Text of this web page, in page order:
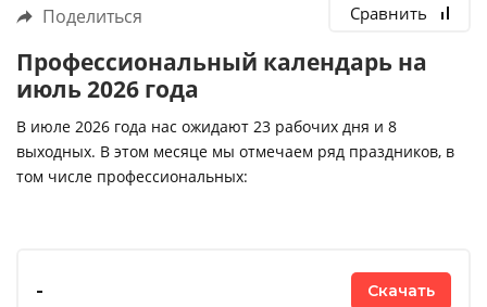
Поделиться Сравнить
Профессиональный календарь на
июль 2026 года
В июле 2026 года нас ожидают 23 рабочих дня и 8
выходных. В этом месяце мы отмечаем ряд праздников, в
том числе профессиональных:
- Скачать